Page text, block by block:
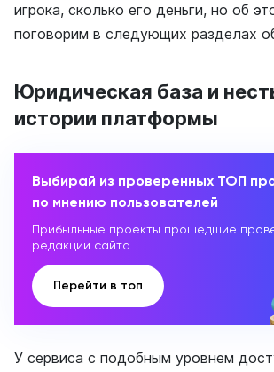
игрока, сколько его деньги, но об
поговорим в следующих разделах
Юридическая база и
истории платформы
Выбирай из проверенных ТОП
по мнению пользователей
Прибыльные проекты прошедшие
редакции сайта
Перейти в топ
У сервиса с подобным уровнем